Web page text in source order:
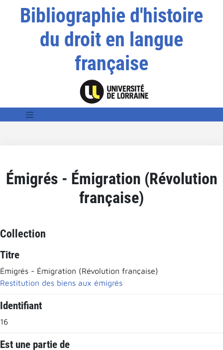
Bibliographie d'histoire
du droit en langue
française
Émigrés - Émigration (Révolution
française)
Collection
Titre
Émigrés - Émigration (Révolution française)
Restitution des biens aux émigrés
Identifiant
16
Est une partie de